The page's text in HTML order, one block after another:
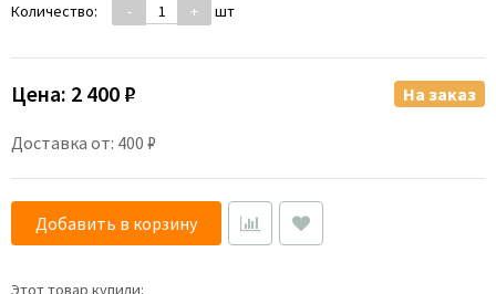
Количество: - + шт
Цена: 2 400 ₽
Доставка от: 400 ₽
На заказ
Добавить в корзину
Этот товар купили: